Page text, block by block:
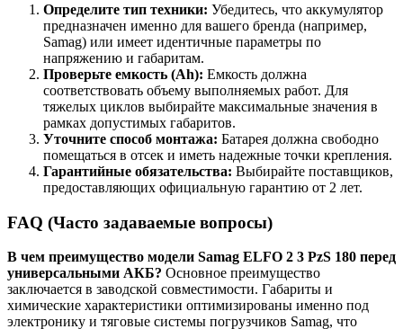
Определите тип техники: Убедитесь, что аккумулятор
предназначен именно для вашего бренда (например,
Samag) или имеет идентичные параметры по
напряжению и габаритам.
Проверьте емкость (Ah): Емкость должна
соответствовать объему выполняемых работ. Для
тяжелых циклов выбирайте максимальные значения в
рамках допустимых габаритов.
Уточните способ монтажа: Батарея должна свободно
помещаться в отсек и иметь надежные точки крепления.
Гарантийные обязательства: Выбирайте поставщиков,
предоставляющих официальную гарантию от 2 лет.
FAQ (Часто задаваемые вопросы)
В чем преимущество модели Samag ELFO 2 3 PzS 180 перед
универсальными АКБ? Основное преимущество
заключается в заводской совместимости. Габариты и
химические характеристики оптимизированы именно под
электронику и тяговые системы погрузчиков Samag, что